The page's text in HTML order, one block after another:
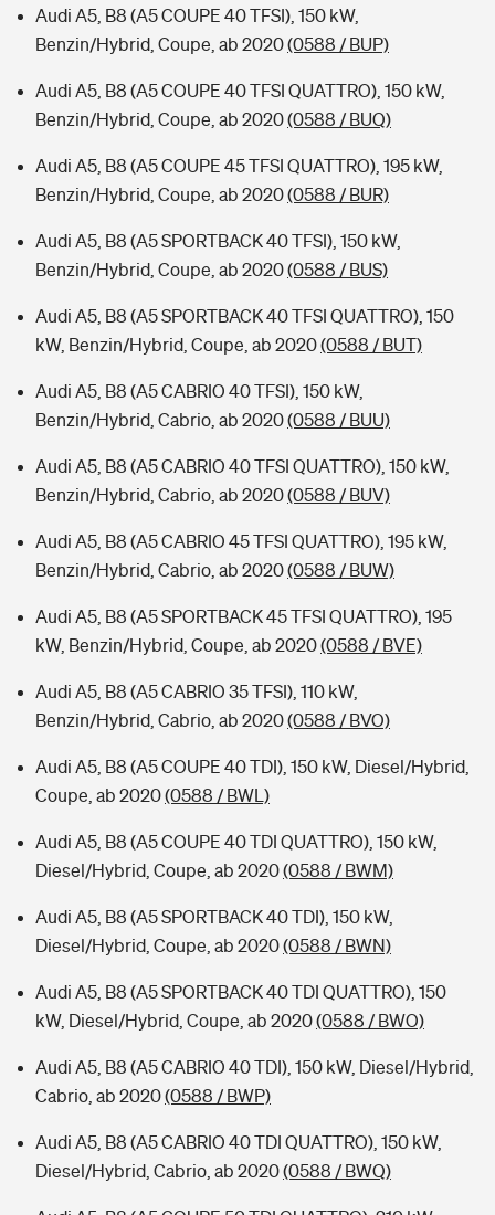
Audi A5, B8 (A5 COUPE 40 TFSI), 150 kW,
Benzin/Hybrid, Coupe, ab 2020(0588 / BUP)
Audi A5, B8 (A5 COUPE 40 TFSI QUATTRO), 150 kW,
Benzin/Hybrid, Coupe, ab 2020(0588 / BUQ)
Audi A5, B8 (A5 COUPE 45 TFSI QUATTRO), 195 kW,
Benzin/Hybrid, Coupe, ab 2020(0588 / BUR)
Audi A5, B8 (A5 SPORTBACK 40 TFSI), 150 kW,
Benzin/Hybrid, Coupe, ab 2020(0588 / BUS)
Audi A5, B8 (A5 SPORTBACK 40 TFSI QUATTRO), 150
kW, Benzin/Hybrid, Coupe, ab 2020(0588 / BUT)
Audi A5, B8 (A5 CABRIO 40 TFSI), 150 kW,
Benzin/Hybrid, Cabrio, ab 2020(0588 / BUU)
Audi A5, B8 (A5 CABRIO 40 TFSI QUATTRO), 150 kW,
Benzin/Hybrid, Cabrio, ab 2020(0588 / BUV)
Audi A5, B8 (A5 CABRIO 45 TFSI QUATTRO), 195 kW,
Benzin/Hybrid, Cabrio, ab 2020(0588 / BUW)
Audi A5, B8 (A5 SPORTBACK 45 TFSI QUATTRO), 195
kW, Benzin/Hybrid, Coupe, ab 2020(0588 / BVE)
Audi A5, B8 (A5 CABRIO 35 TFSI), 110 kW,
Benzin/Hybrid, Cabrio, ab 2020(0588 / BVO)
Audi A5, B8 (A5 COUPE 40 TDI), 150 kW, Diesel/Hybrid,
Coupe, ab 2020(0588 / BWL)
Audi A5, B8 (A5 COUPE 40 TDI QUATTRO), 150 kW,
Diesel/Hybrid, Coupe, ab 2020(0588 / BWM)
Audi A5, B8 (A5 SPORTBACK 40 TDI), 150 kW,
Diesel/Hybrid, Coupe, ab 2020(0588 / BWN)
Audi A5, B8 (A5 SPORTBACK 40 TDI QUATTRO), 150
kW, Diesel/Hybrid, Coupe, ab 2020(0588 / BWO)
Audi A5, B8 (A5 CABRIO 40 TDI), 150 kW, Diesel/Hybrid,
Cabrio, ab 2020(0588 / BWP)
Audi A5, B8 (A5 CABRIO 40 TDI QUATTRO), 150 kW,
Diesel/Hybrid, Cabrio, ab 2020(0588 / BWQ)